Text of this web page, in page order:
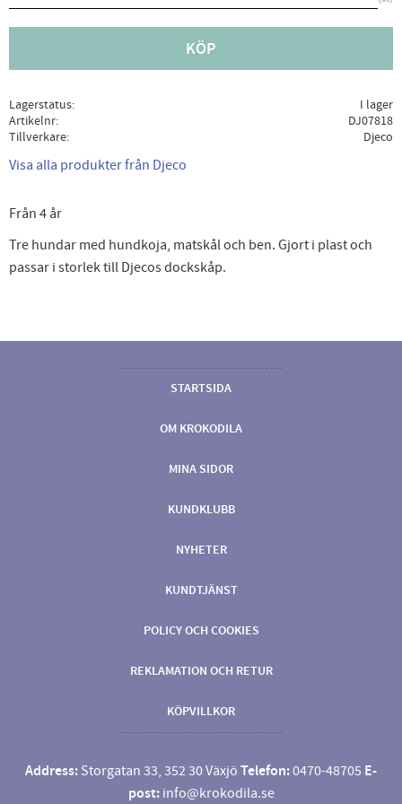
KÖP
Lagerstatus
I lager
Artikelnr
DJ07818
Tillverkare
Djeco
Visa alla produkter från Djeco
Från 4 år
Tre hundar med hundkoja, matskål och ben. Gjort i plast och
passar i storlek till Djecos dockskåp.
STARTSIDA
OM KROKODILA
MINA SIDOR
KUNDKLUBB
NYHETER
KUNDTJÄNST
POLICY OCH COOKIES
REKLAMATION OCH RETUR
KÖPVILLKOR
Address: Storgatan 33, 352 30 Växjö Telefon:0470-48705 E-
post: info@krokodila.se